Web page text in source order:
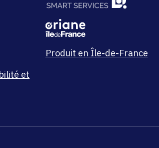
et
Produit en Île-de-France